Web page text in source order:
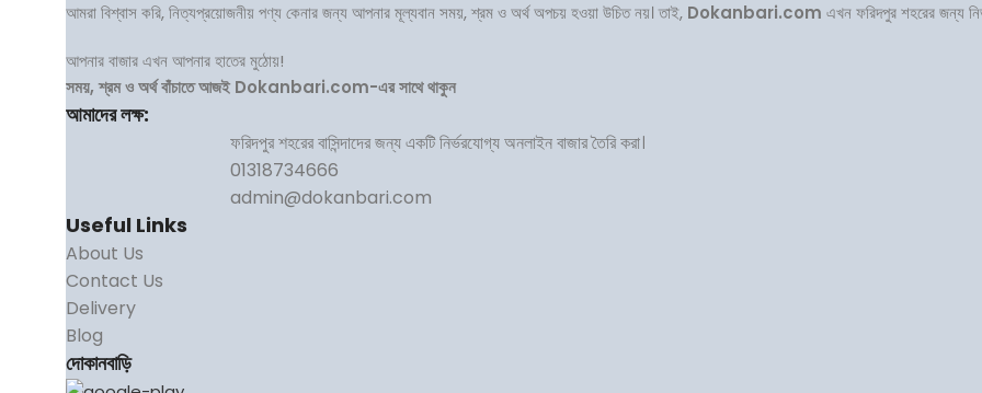
আমরা বিশ্বাস করি, নিত্যপ্রয়োজনীয় পণ্য কেনার জন্য আপনার মূল্যবান সময়, শ্রম ও অর্থ অপচয় হওয়া উচিত নয়। তাই, Dokanbari.com এখন ফরিদপুর শহরের জন্য
আপনার বাজার এখন আপনার হাতের মুঠোয়!
সময়, শ্রম ও অর্থ বাঁচাতে আজই Dokanbari.com-এর সাথে থাকুন
আমাদের লক্ষ:
ফরিদপুর শহরের বাসিন্দাদের জন্য একটি নির্ভরযোগ্য অনলাইন বাজার তৈরি করা।
01318734666
admin@dokanbari.com
Useful Links
About Us
Contact Us
Delivery
Blog
দোকানবাড়ি